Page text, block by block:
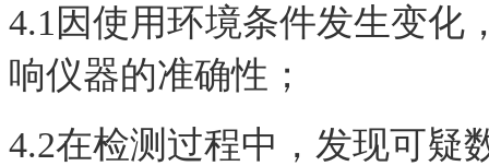
4.1因使用环境条件发生变化
响仪器的准确性；
4.2在检测过程中，发现可疑